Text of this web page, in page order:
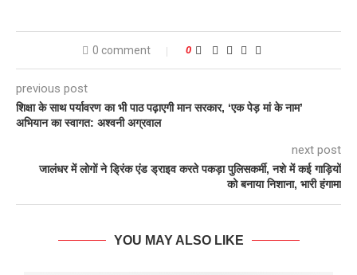
0 comment 0
previous post
शिक्षा के साथ पर्यावरण का भी पाठ पढ़ाएगी मान सरकार, ‘एक पेड़ मां के नाम’
अभियान का स्वागत: अश्वनी अग्रवाल
next post
जालंधर में लोगों ने ड्रिंक एंड ड्राइव करते पकड़ा पुलिसकर्मी, नशे में कई गाड़ियों
को बनाया निशाना, भारी हंगामा
YOU MAY ALSO LIKE